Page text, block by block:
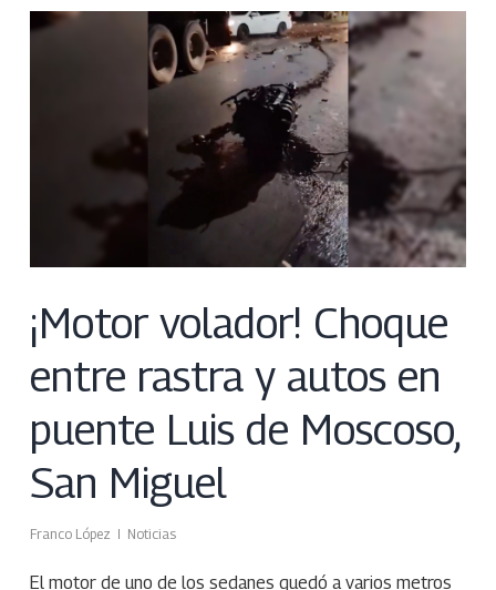
¡Motor volador! Choque
entre rastra y autos en
puente Luis de Moscoso,
San Miguel
Franco López Noticias
El motor de uno de los sedanes quedó a varios metros